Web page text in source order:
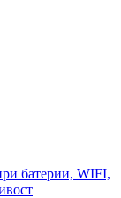
батерии, WIFI,